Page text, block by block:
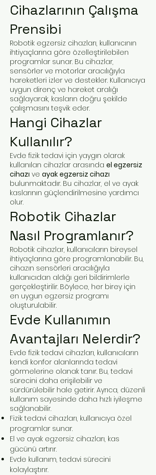
Cihazlarının Çalışma
Prensibi
Robotik egzersiz cihazları, kullanıcının
ihtiyaçlarına göre özelleştirilebilen
programlar sunar. Bu cihazlar,
sensörler ve motorlar aracılığıyla
hareketleri izler ve destekler. Kullanıcıya
uygun direnç ve hareket aralığı
sağlayarak, kasların doğru şekilde
çalışmasını teşvik eder.
Hangi Cihazlar
Kullanılır?
Evde fizik tedavi için yaygın olarak
kullanılan cihazlar arasında el egzersiz
cihazı ve ayak egzersiz cihazı
bulunmaktadır. Bu cihazlar, el ve ayak
kaslarının güçlendirilmesine yardımcı
olur.
Robotik Cihazlar
Nasıl Programlanır?
Robotik cihazlar, kullanıcıların bireysel
ihtiyaçlarına göre programlanabilir. Bu,
cihazın sensörleri aracılığıyla
kullanıcıdan aldığı geri bildirimlerle
gerçekleştirilir. Böylece, her birey için
en uygun egzersiz programı
oluşturulabilir.
Evde Kullanımın
Avantajları Nelerdir?
Evde fizik tedavi cihazları, kullanıcıların
kendi konfor alanlarında tedavi
görmelerine olanak tanır. Bu, tedavi
sürecini daha erişilebilir ve
sürdürülebilir hale getirir. Ayrıca, düzenli
kullanım sayesinde daha hızlı iyileşme
sağlanabilir.
Fizik tedavi cihazları, kullanıcıya özel
programlar sunar.
El ve ayak egzersiz cihazları, kas
gücünü artırır.
Evde kullanım, tedavi sürecini
kolaylaştırır.